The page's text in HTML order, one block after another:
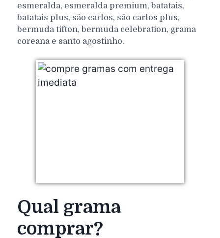
esmeralda, esmeralda premium, batatais,
batatais plus, são carlos, são carlos plus,
bermuda tifton, bermuda celebration, grama
coreana e santo agostinho.
Qual grama
comprar?